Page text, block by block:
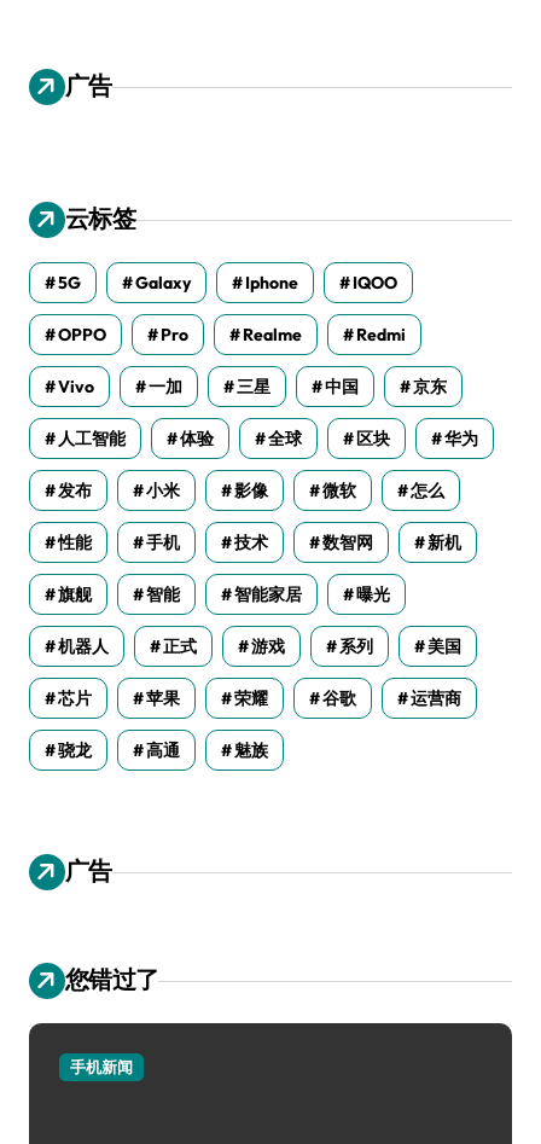
广告
云标签
5G Galaxy Iphone IQOO
OPPO Pro Realme Redmi
Vivo 一加 三星 中国 京东
人工智能 体验 全球 区块 华为
发布 小米 影像 微软 怎么
性能 手机 技术 数智网 新机
旗舰 智能 智能家居 曝光
机器人 正式 游戏 系列 美国
芯片 苹果 荣耀 谷歌 运营商
骁龙 高通 魅族
广告
您错过了
手机新闻